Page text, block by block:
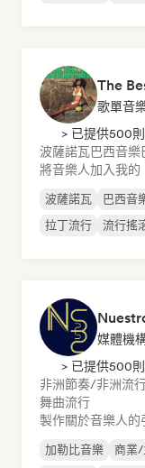
The
歌單音
> 已提供500
波薩諾瓦巴西音樂
將音樂人加入我的
波薩諾瓦 巴西音
拉丁流行
流行搖
媒體機
> 已提供500
非洲節奏/非洲流
舞曲流行
製作關於音樂人的
加勒比音樂 商業/